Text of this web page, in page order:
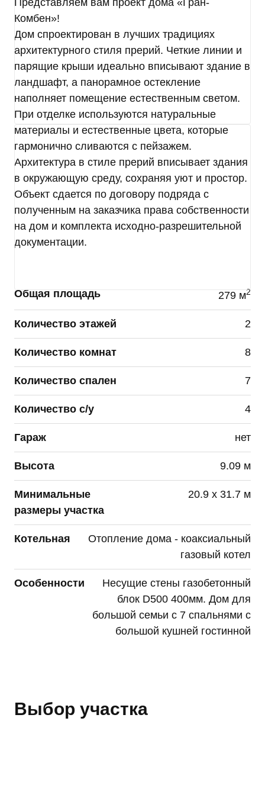
Представляем вам проект дома «Гран-
Комбен»!
Дом спроектирован в лучших традициях
архитектурного стиля прерий. Четкие линии и
парящие крыши идеально вписывают здание в
ландшафт, а панорамное остекление
наполняет помещение естественным светом.
При отделке используются натуральные
материалы и естественные цвета, которые
гармонично сливаются с пейзажем.
Архитектура в стиле прерий вписывает здания
в окружающую среду, сохраняя уют и простор.
Объект сдается по договору подряда с
полученным на заказчика права собственности
на дом и комплекта исходно-разрешительной
документации.
Общая площадь 279 м2
Количество этажей 2
Количество комнат 8
Количество спален 7
Количество с/у 4
Гараж нет
Высота 9.09 м
Минимальные
размеры участка
20.9 х 31.7 м
Котельная
Отопление дома - коаксиальный
газовый котел
Особенности
Несущие стены газобетонный
блок D500 400мм. Дом для
большой семьи с 7 спальнями с
большой кушней гостинной
Выбор участка
общее описание используемых Оператором
Федерального закона от 27.07.2006 г. № 152-ФЗ
«О персональных данных». В ходе обработки с
персональными данными будут совершены
следующие действия: сбор; запись;
систематизация; накопление; хранение;
уточнение (обновление, изменение);
использование; обезличивание; удаление;
уничтожение.
Согласие дается, в том числе на возможные
информационные (рекламные) оповещения (в т.
ч. осуществления информационных рассылок,
рассылок о маркетинговых мероприятиях,
специальных предложениях и акциях
посредством SMS и e-mail).
Передача персональных данных третьим лицам
осуществляется на основании законодательства
Российской Федерации, договора с участием
письменному заявлению, направленному ПАО
Согласия.
Я подтверждаю, что, давая такое согласие, я
действую по собственной воле и в своих
интересах.
обработки персональных данных или в течение
сроков хранения информации установленных
РФ.